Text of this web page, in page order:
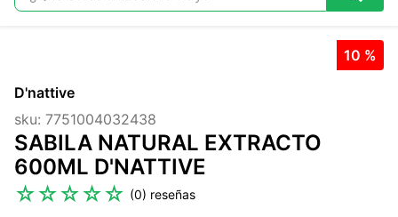
2.
citrato magnesio
3.
colageno
4.
kefir
5 .
glicinato magnesio
10 %
D'nattive
sku: 7751004032438
SABILA NATURAL EXTRACTO
600ML D'NATTIVE
☆☆☆☆☆ (0)